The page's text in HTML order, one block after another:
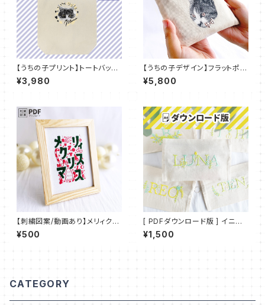
【うちの子プリント】トートバッグ
A4サイズ 手持ちMサイズ 肩掛
けLサイズ マチ付きトートバッ
¥3,980
【うちの子デザイン】フラットポー
チ ファスナーポーチ ポケットテ
ィッシュ入れ付き【刺繍】UT001
¥5,800
【刺繍図案/動画あり】メリィクリ
スマス 【PDFダウンロード】 ：P
DF_P02
¥500
[ PDFダウンロード版 ] イニシ
ャル デコ 刺繍 IDEable ボタニ
カル：ID_P03
¥1,500
CATEGORY